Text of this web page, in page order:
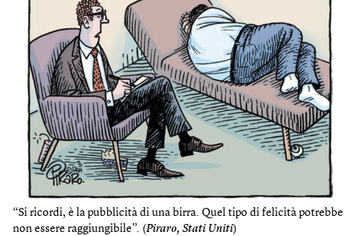
“Si ricordi, è la pubblicità di una birra. Quel tipo di felicità potrebbe
non essere raggiungibile”. (Piraro, Stati Uniti)